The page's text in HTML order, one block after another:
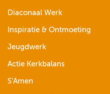
Diaconaal Werk
Inspiratie & Ontmoeting
Jeugdwerk
Actie Kerkbalans
S’Amen